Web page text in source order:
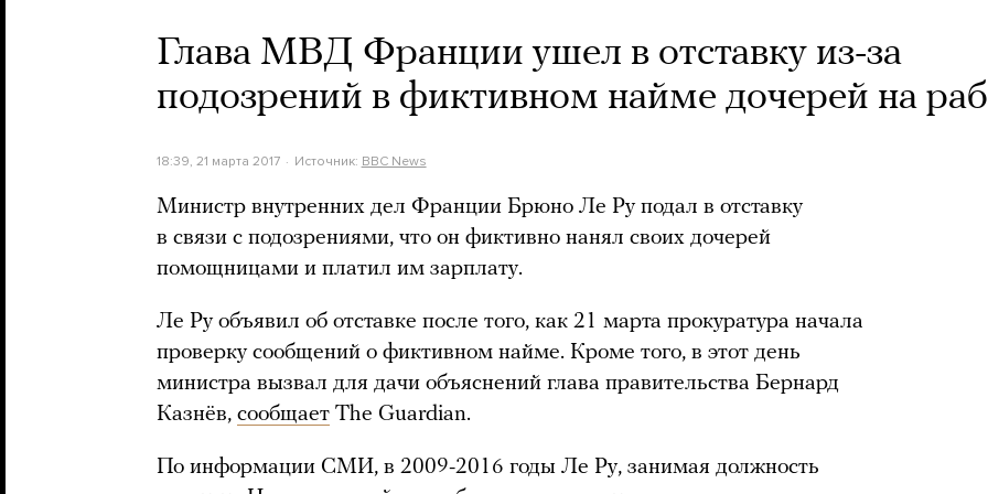
Глава МВД Франции ушел в отставку из-за
подозрений в фиктивном найме дочерей на
18:39, 21 марта 2017 Источник: BBC News
Министр внутренних дел Франции Брюно Ле Ру подал в отставку
в связи с подозрениями, что он фиктивно нанял своих дочерей
помощницами и платил им зарплату.
Ле Ру объявил об отставке после того, как 21 марта прокуратура начала
проверку сообщений о фиктивном найме. Кроме того, в этот день
министра вызвал для дачи объяснений глава правительства Бернард
Казнёв, сообщает The Guardian.
По информации СМИ, в 2009-2016 годы Ле Ру, занимая должность